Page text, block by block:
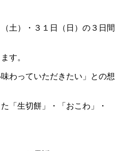
土）・３１日（日）の３日間
す。
わっていただきたい」との想
「生切餅」・「おこわ」・